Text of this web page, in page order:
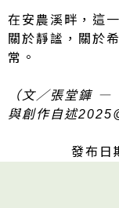
在安農溪畔，這
關於靜謐，關於
常。
（文／張堂龲 —
與創作自述
發布